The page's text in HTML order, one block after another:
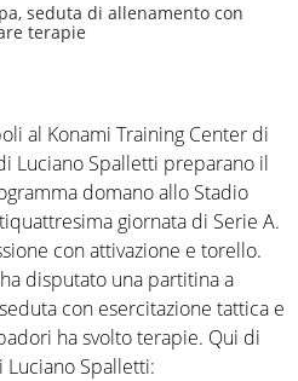
seduta di allenamento con
terapie
al Konami Training Center di
Luciano Spalletti preparano il
domano allo Stadio
giornata di Serie A.
con attivazione e torello.
disputato una partitina a
con esercitazione tattica e
ha svolto terapie. Qui di
Luciano Spalletti: